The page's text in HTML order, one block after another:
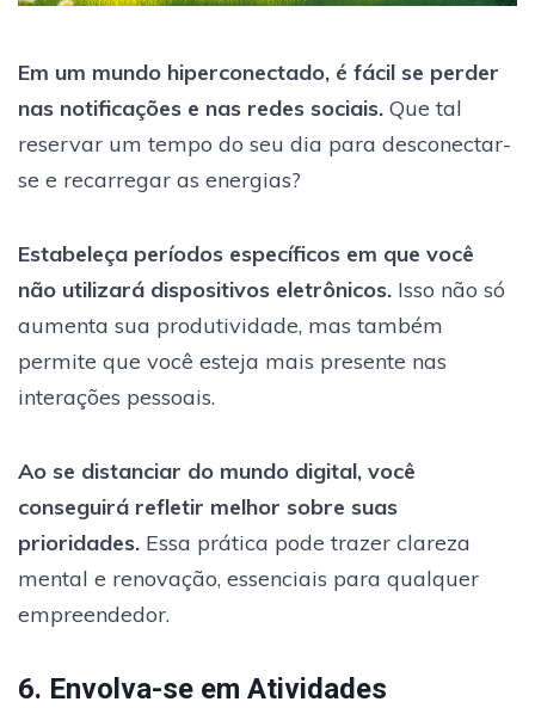
Em um mundo hiperconectado, é fácil se perder
nas notificações e nas redes sociais. Que tal
reservar um tempo do seu dia para desconectar-
se e recarregar as energias?
Estabeleça períodos específicos em que você
não utilizará dispositivos eletrônicos. Isso não só
aumenta sua produtividade, mas também
permite que você esteja mais presente nas
interações pessoais.
Ao se distanciar do mundo digital, você
conseguirá refletir melhor sobre suas
prioridades. Essa prática pode trazer clareza
mental e renovação, essenciais para qualquer
empreendedor.
6. Envolva-se em Atividades